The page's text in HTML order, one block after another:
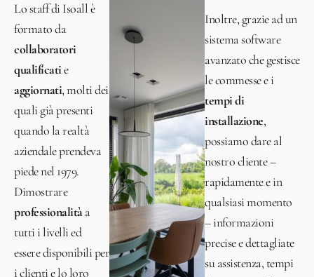
Lo staff di Isoall è
formato da
collaboratori
qualificatie
aggiornati, molti dei
quali già presenti
quando la realtà
aziendale prendeva
piede nel 1979.
Dimostrare
professionalitàa
tutti i livelli ed
essere disponibili per
i clienti e lo loro
Inoltre, grazie ad un
sistema software
avanzato che gestisce
le commesse e i
tempi di
installazione,
possiamo dare al
nostro cliente –
rapidamente e in
qualsiasi momento
– informazioni
precise e dettagliate
su assistenza, tempi